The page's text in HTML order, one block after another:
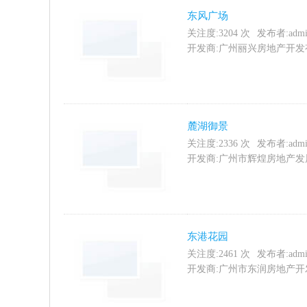
东风广场
关注度:3204 次
发布者
开发商:广州丽兴房地产开
麓湖御景
关注度:2336 次
发布者
开发商:广州市辉煌房地产
东港花园
关注度:2461 次
发布者
开发商:广州市东润房地产